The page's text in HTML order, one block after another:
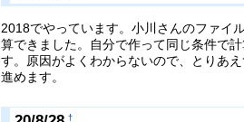
2018でやっています。小川さんのファイ
算できました。自分で作って同じ条件で
す。原因がよくわからないので、とりあ
進めます。
†